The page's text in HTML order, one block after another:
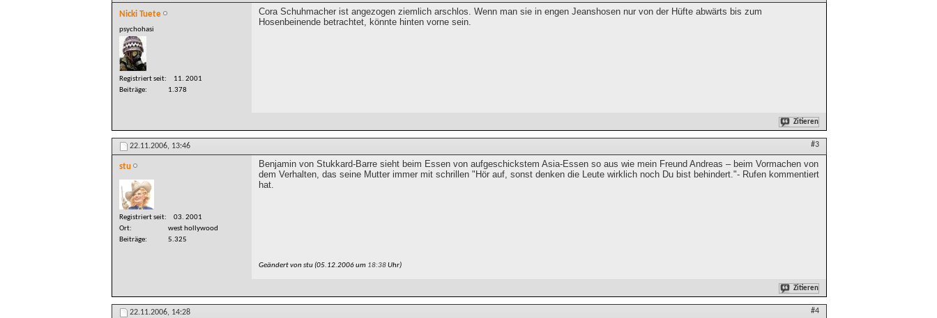
Nicki Tuete
psychohasi
Registriert seit
11. 2001
Beiträge
1.378
Cora Schuhmacher ist angezogen ziemlich arschlos. Wenn man sie in engen Jeanshosen nur von der Hüfte abwärts bis zum
Hosenbeinende betrachtet, könnte hinten vorne sein.
Zitieren
22.11.2006, 13:46 #3
stu
Registriert seit
03. 2001
Ort
west hollywood
Beiträge
5.325
Benjamin von Stukkard-Barre sieht beim Essen von aufgeschickstem Asia-Essen so aus wie mein Freund Andreas – beim Vormachen von
dem Verhalten, das seine Mutter immer mit schrillen "Hör auf, sonst denken die Leute wirklich noch Du bist behindert."- Rufen kommentiert
hat.
Geändert von stu (05.12.2006 um 18:38Uhr)
Zitieren
22.11.2006, 14:28 #4